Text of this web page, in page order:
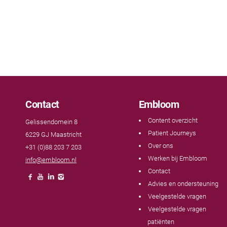
Contact
Gelissendomein 8
6229 GJ Maastricht
+31 (0)88 203 7 203
info@embloom.nl
Embloom
Content overzicht
Patient Journeys
Over ons
Werken bij Embloom
Contact
Advies en ondersteuning
Veelgestelde vragen
Veelgestelde vragen
patiënten